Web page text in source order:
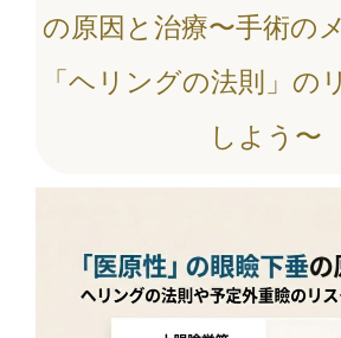
の原因と治療〜手術の
「ヘリングの法則」の
しよう〜